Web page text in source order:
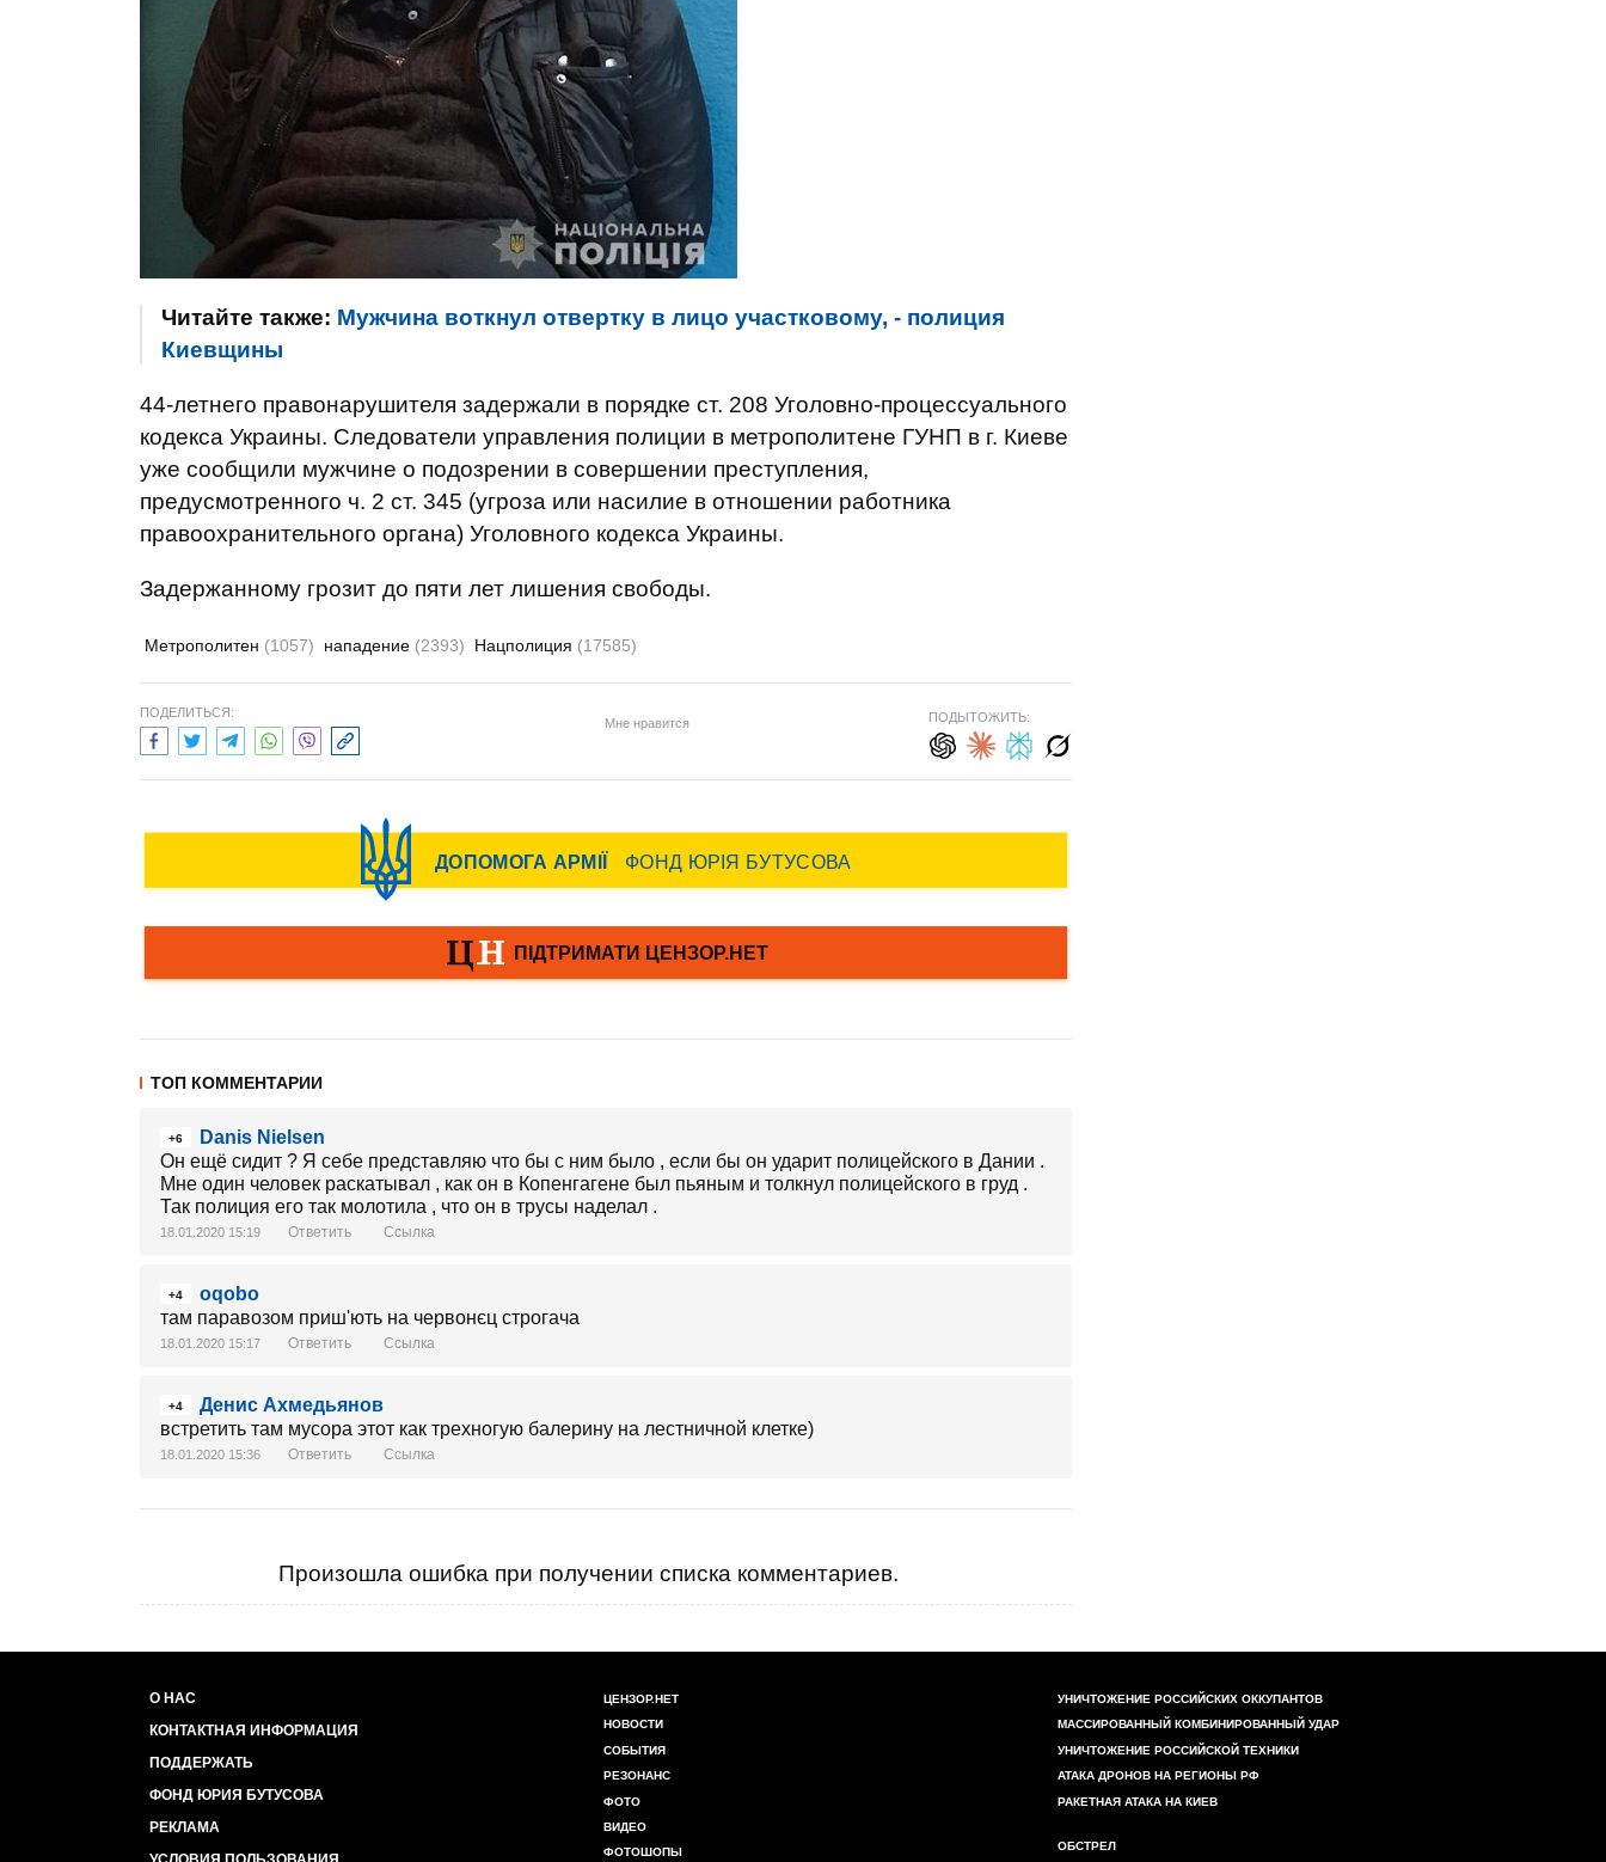
Читайте также: Мужчина воткнул отвертку в лицо участковому, - полиция
Киевщины
44-летнего правонарушителя задержали в порядке ст. 208 Уголовно-процессуального
кодекса Украины. Следователи управления полиции в метрополитене ГУНП в г. Киеве
уже сообщили мужчине о подозрении в совершении преступления,
предусмотренного ч. 2 ст. 345 (угроза или насилие в отношении работника
правоохранительного органа) Уголовного кодекса Украины.
Задержанному грозит до пяти лет лишения свободы.
Метрополитен (1057) нападение (2393) Нацполиция (17585)
ПОДЕЛИТЬСЯ:
Мне нравится ПОДЫТОЖИТЬ:
ТОП КОММЕНТАРИИ
+6
Danis Nielsen
Он ещё сидит ? Я себе представляю что бы с ним было , если бы он ударит полицейского в Дании .
Мне один человек раскатывал , как он в Копенгагене был пьяным и толкнул полицейского в груд .
Так полиция его так молотила , что он в трусы наделал .
18.01.2020 15:19 Ответить Ссылка
+4
oqobo
там паравозом приш'ють на червонєц строгача
18.01.2020 15:17 Ответить Ссылка
+4
Денис Ахмедьянов
встретить там мусора этот как трехногую балерину на лестничной клетке)
18.01.2020 15:36 Ответить Ссылка
Произошла ошибка при получении списка комментариев.
О НАС
КОНТАКТНАЯ ИНФОРМАЦИЯ
ПОДДЕРЖАТЬ
ФОНД ЮРИЯ БУТУСОВА
РЕКЛАМА
ЦЕНЗОР.НЕТ
НОВОСТИ
СОБЫТИЯ
РЕЗОНАНС
ФОТО
ВИДЕО
ФОТОШОПЫ
УНИЧТОЖЕНИЕ РОССИЙСКИХ ОККУПАНТОВ
МАССИРОВАННЫЙ КОМБИНИРОВАННЫЙ УДАР
УНИЧТОЖЕНИЕ РОССИЙСКОЙ ТЕХНИКИ
АТАКА ДРОНОВ НА РЕГИОНЫ РФ
РАКЕТНАЯ АТАКА НА КИЕВ
ОБСТРЕЛ